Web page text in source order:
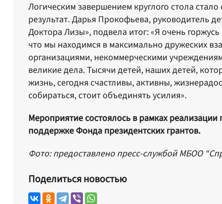
Логическим завершением круглого стола
результат. Дарья Прокофьева, руководитель
Доктора Лизы», подвела итог: «Я очень
что мы находимся в максимально дружеских
организациями, некоммерческими
великие дела. Тысячи детей, наших детей,
жизнь, сегодня счастливы, активны,
собираться, стоит объединять усилия».
Мероприятие состоялось в рамках
поддержке Фонда президентских грантов.
Фото: предоставлено пресс-службой МБОО
Поделиться новостью